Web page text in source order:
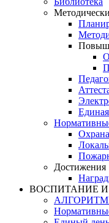
Достижения
ВОСПИТАНИЕ